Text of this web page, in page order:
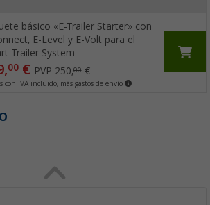
básico «E-Trailer Starter» con
E-Level y E-Volt para el
Trailer System
00€ PVP250,00€
con IVA incluido, más gastos de envío